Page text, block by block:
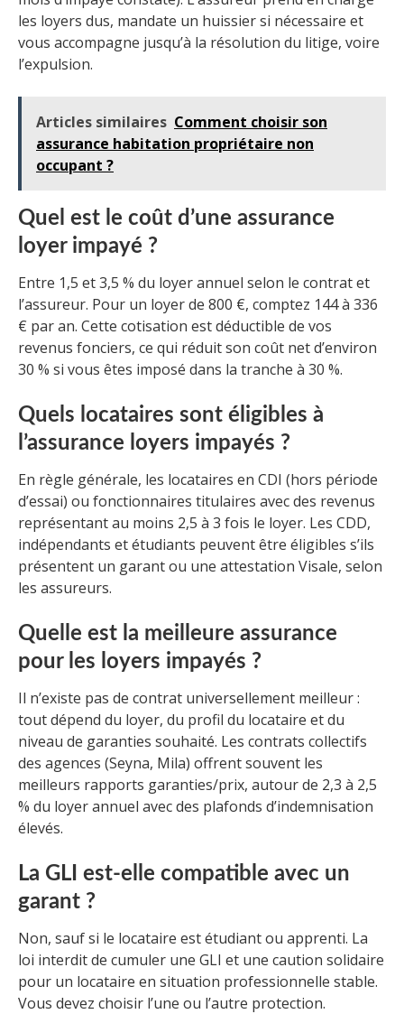
les loyers dus, mandate un huissier si nécessaire et
vous accompagne jusqu’à la résolution du litige, voire
l’expulsion.
Articles similaires Comment choisir son
assurance habitation propriétaire non
occupant ?
Quel est le coût d’une assurance
loyer impayé ?
Entre 1,5 et 3,5 % du loyer annuel selon le contrat et
l’assureur. Pour un loyer de 800 €, comptez 144 à 336
€ par an. Cette cotisation est déductible de vos
revenus fonciers, ce qui réduit son coût net d’environ
30 % si vous êtes imposé dans la tranche à 30 %.
Quels locataires sont éligibles à
l’assurance loyers impayés ?
En règle générale, les locataires en CDI (hors période
d’essai) ou fonctionnaires titulaires avec des revenus
représentant au moins 2,5 à 3 fois le loyer. Les CDD,
indépendants et étudiants peuvent être éligibles s’ils
présentent un garant ou une attestation Visale, selon
les assureurs.
Quelle est la meilleure assurance
pour les loyers impayés ?
Il n’existe pas de contrat universellement meilleur :
tout dépend du loyer, du profil du locataire et du
niveau de garanties souhaité. Les contrats collectifs
des agences (Seyna, Mila) offrent souvent les
meilleurs rapports garanties/prix, autour de 2,3 à 2,5
% du loyer annuel avec des plafonds d’indemnisation
élevés.
La GLI est-elle compatible avec un
garant ?
Non, sauf si le locataire est étudiant ou apprenti. La
loi interdit de cumuler une GLI et une caution solidaire
pour un locataire en situation professionnelle stable.
Vous devez choisir l’une ou l’autre protection.